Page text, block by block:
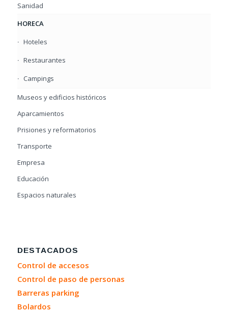
Sanidad
HORECA
Hoteles
Restaurantes
Campings
Museos y edificios históricos
Aparcamientos
Prisiones y reformatorios
Transporte
Empresa
Educación
Espacios naturales
DESTACADOS
Control de accesos
Control de paso de personas
Barreras parking
Bolardos